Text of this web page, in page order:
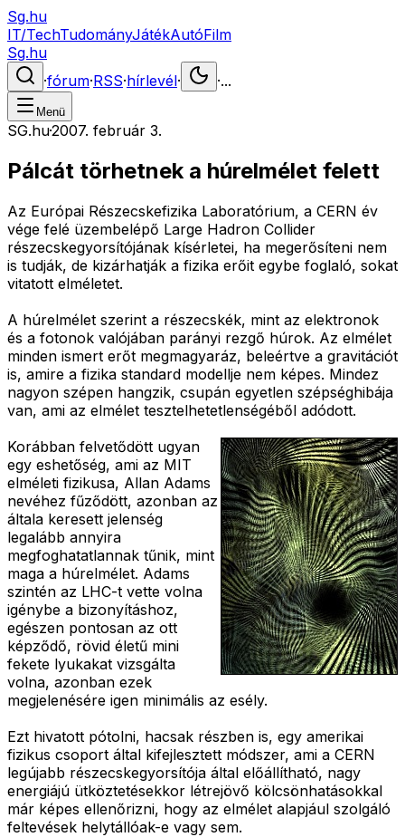
Sg.hu
IT/TechTudományJátékAutóFilm
Sg.hu
·fórum·RSS·hírlevél· ·...
Menü
SG.hu·2007. február 3.
Pálcát törhetnek a húrelmélet felett
Az Európai Részecskefizika Laboratórium, a CERN év
vége felé üzembelépő Large Hadron Collider
részecskegyorsítójának kísérletei, ha megerősíteni nem
is tudják, de kizárhatják a fizika erőit egybe foglaló, sokat
vitatott elméletet.
A húrelmélet szerint a részecskék, mint az elektronok
és a fotonok valójában parányi rezgő húrok. Az elmélet
minden ismert erőt megmagyaráz, beleértve a gravitációt
is, amire a fizika standard modellje nem képes. Mindez
nagyon szépen hangzik, csupán egyetlen szépséghibája
van, ami az elmélet tesztelhetetlenségéből adódott.
Korábban felvetődött ugyan
egy eshetőség, ami az MIT
elméleti fizikusa, Allan Adams
nevéhez fűződött, azonban az
általa keresett jelenség
legalább annyira
megfoghatatlannak tűnik, mint
maga a húrelmélet. Adams
szintén az LHC-t vette volna
igénybe a bizonyításhoz,
egészen pontosan az ott
képződő, rövid életű mini
fekete lyukakat vizsgálta
volna, azonban ezek
megjelenésére igen minimális az esély.
Ezt hivatott pótolni, hacsak részben is, egy amerikai
fizikus csoport által kifejlesztett módszer, ami a CERN
legújabb részecskegyorsítója által előállítható, nagy
energiájú ütköztetésekkor létrejövő kölcsönhatásokkal
már képes ellenőrizni, hogy az elmélet alapjául szolgáló
feltevések helytállóak-e vagy sem.